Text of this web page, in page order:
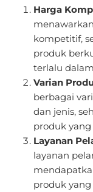
Harga
kompetitif,
produk
terlalu
Varian
berbagai
dan jenis,
produk
Layanan
layanan
produk